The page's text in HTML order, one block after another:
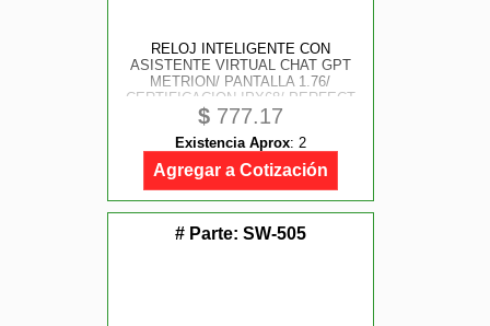
RELOJ INTELIGENTE CON
ASISTENTE VIRTUAL CHAT GPT
METRION/ PANTALLA 1.76/
CERTIFICACION IPX68/ PERFECT
CHOICE
$ 777.17
Existencia Aprox: 2
Agregar a Cotización
# Parte: SW-505